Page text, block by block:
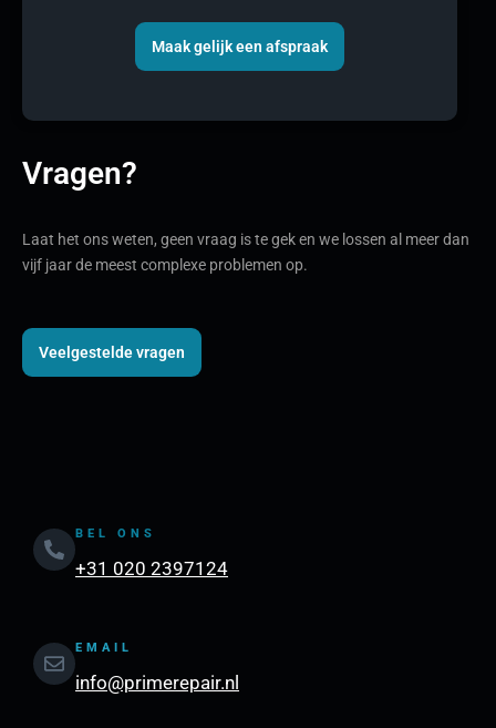
Maak gelijk een afspraak
Vragen?
Laat het ons weten, geen vraag is te gek en we lossen al meer dan
vijf jaar de meest complexe problemen op.
Veelgestelde vragen
BEL ONS
+31 020 2397124
EMAIL
info@primerepair.nl